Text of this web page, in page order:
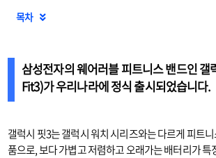
목차 
삼성전자의 웨어러블 피트니스 밴드인갤
Fit3)가 우리나라에 정식 출시되었습니다.
갤럭시 핏3는 갤럭시 워치 시리즈와는 다르게 피트
품으로, 보다 가볍고 저렴하고 오래가는 배터리가 특